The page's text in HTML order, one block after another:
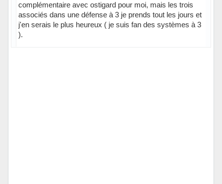
complémentaire avec ostigard pour moi, mais les trois
associés dans une défense à 3 je prends tout les jours et
j'en serais le plus heureux ( je suis fan des systèmes à 3
).